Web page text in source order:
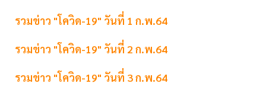
รวมข่าว "โควิด-19" วันที่ 1 ก.พ.64
รวมข่าว "โควิด-19" วันที่ 2 ก.พ.64
รวมข่าว "โควิด-19" วันที่ 3 ก.พ.64